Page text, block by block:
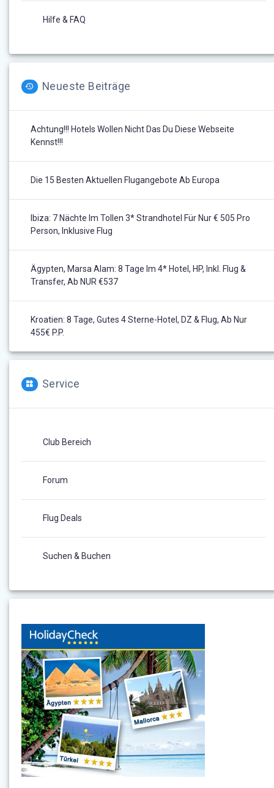
Hilfe & FAQ
Neueste Beiträge
Achtung!!! Hotels Wollen Nicht Das Du Diese Webseite
Kennst!!!
Die 15 Besten Aktuellen Flugangebote Ab Europa
Ibiza: 7 Nächte Im Tollen 3* Strandhotel Für Nur € 505 Pro
Person, Inklusive Flug
Ägypten, Marsa Alam: 8 Tage Im 4* Hotel, HP, Inkl. Flug &
Transfer, Ab NUR €537
Kroatien: 8 Tage, Gutes 4 Sterne-Hotel, DZ & Flug, Ab Nur
455€ P.P.
Service
Club Bereich
Forum
Flug Deals
Suchen & Buchen